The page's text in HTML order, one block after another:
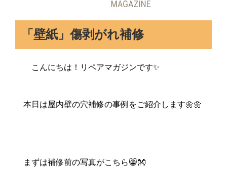
「壁紙」傷剥がれ補修
こんにちは！リペアマガジンです✨
本日は屋内壁の穴補修の事例をご紹介します🌼🌼
まずは補修前の写真がこちら😸👐